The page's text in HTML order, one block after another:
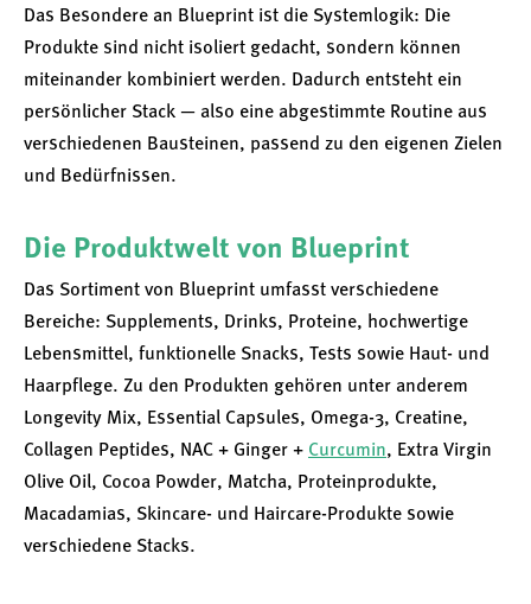
Das Besondere an Blueprint ist die Systemlogik: Die
Produkte sind nicht isoliert gedacht, sondern können
miteinander kombiniert werden. Dadurch entsteht ein
persönlicher Stack — also eine abgestimmte Routine aus
verschiedenen Bausteinen, passend zu den eigenen Zielen
und Bedürfnissen.
Die Produktwelt von Blueprint
Das Sortiment von Blueprint umfasst verschiedene
Bereiche: Supplements, Drinks, Proteine, hochwertige
Lebensmittel, funktionelle Snacks, Tests sowie Haut- und
Haarpflege. Zu den Produkten gehören unter anderem
Longevity Mix, Essential Capsules, Omega-3, Creatine,
Collagen Peptides, NAC + Ginger + Curcumin, Extra Virgin
Olive Oil, Cocoa Powder, Matcha, Proteinprodukte,
Macadamias, Skincare- und Haircare-Produkte sowie
verschiedene Stacks.